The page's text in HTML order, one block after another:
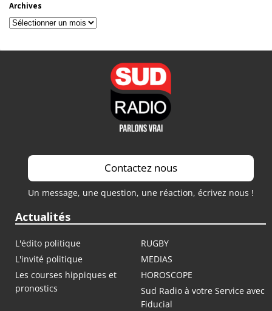
Archives
Archives
Contactez nous
Un message, une question, une réaction, écrivez nous !
Actualités
L'édito politique
RUGBY
L'invité politique
MEDIAS
Les courses hippiques et
pronostics
HOROSCOPE
Sud Radio à votre Service avec
Fiducial